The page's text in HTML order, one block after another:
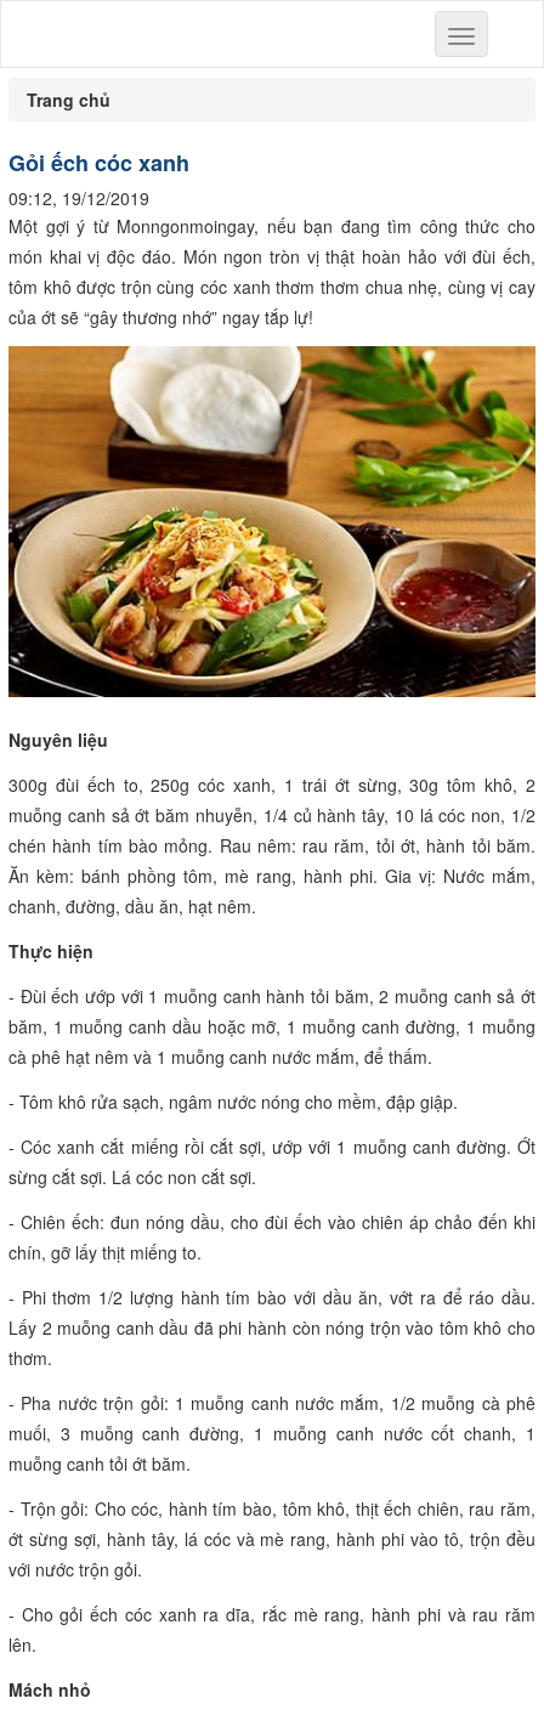
Toggle
navigation
Trang chủ
Gỏi ếch cóc xanh
09:12, 19/12/2019
Một gợi ý từ Monngonmoingay, nếu bạn đang tìm công thức cho
món khai vị độc đáo. Món ngon tròn vị thật hoàn hảo với đùi ếch,
tôm khô được trộn cùng cóc xanh thơm thơm chua nhẹ, cùng vị cay
của ớt sẽ “gây thương nhớ” ngay tắp lự!
Nguyên liệu
300g đùi ếch to, 250g cóc xanh, 1 trái ớt sừng, 30g tôm khô, 2
muỗng canh sả ớt băm nhuyễn, 1/4 củ hành tây, 10 lá cóc non, 1/2
chén hành tím bào mỏng. Rau nêm: rau răm, tỏi ớt, hành tỏi băm.
Ăn kèm: bánh phồng tôm, mè rang, hành phi. Gia vị: Nước mắm,
chanh, đường, dầu ăn, hạt nêm.
Thực hiện
- Đùi ếch ướp với 1 muỗng canh hành tỏi băm, 2 muỗng canh sả ớt
băm, 1 muỗng canh dầu hoặc mỡ, 1 muỗng canh đường, 1 muỗng
cà phê hạt nêm và 1 muỗng canh nước mắm, để thấm.
- Tôm khô rửa sạch, ngâm nước nóng cho mềm, đập giập.
- Cóc xanh cắt miếng rồi cắt sợi, ướp với 1 muỗng canh đường. Ớt
sừng cắt sợi. Lá cóc non cắt sợi.
- Chiên ếch: đun nóng dầu, cho đùi ếch vào chiên áp chảo đến khi
chín, gỡ lấy thịt miếng to.
- Phi thơm 1/2 lượng hành tím bào với dầu ăn, vớt ra để ráo dầu.
Lấy 2 muỗng canh dầu đã phi hành còn nóng trộn vào tôm khô cho
thơm.
- Pha nước trộn gỏi: 1 muỗng canh nước mắm, 1/2 muỗng cà phê
muối, 3 muỗng canh đường, 1 muỗng canh nước cốt chanh, 1
muỗng canh tỏi ớt băm.
- Trộn gỏi: Cho cóc, hành tím bào, tôm khô, thịt ếch chiên, rau răm,
ớt sừng sợi, hành tây, lá cóc và mè rang, hành phi vào tô, trộn đều
với nước trộn gỏi.
- Cho gỏi ếch cóc xanh ra dĩa, rắc mè rang, hành phi và rau răm
lên.
Mách nhỏ